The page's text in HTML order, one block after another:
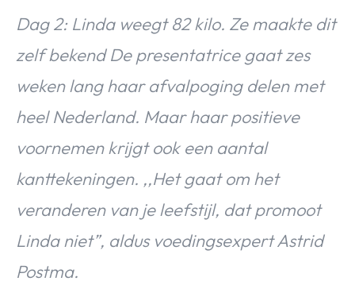
Dag 2: Linda weegt 82 kilo. Ze maakte dit
zelf bekend De presentatrice gaat zes
weken lang haar afvalpoging delen met
heel Nederland. Maar haar positieve
voornemen krijgt ook een aantal
kanttekeningen. ,,Het gaat om het
veranderen van je leefstijl, dat promoot
Linda niet”, aldus voedingsexpert Astrid
Postma.